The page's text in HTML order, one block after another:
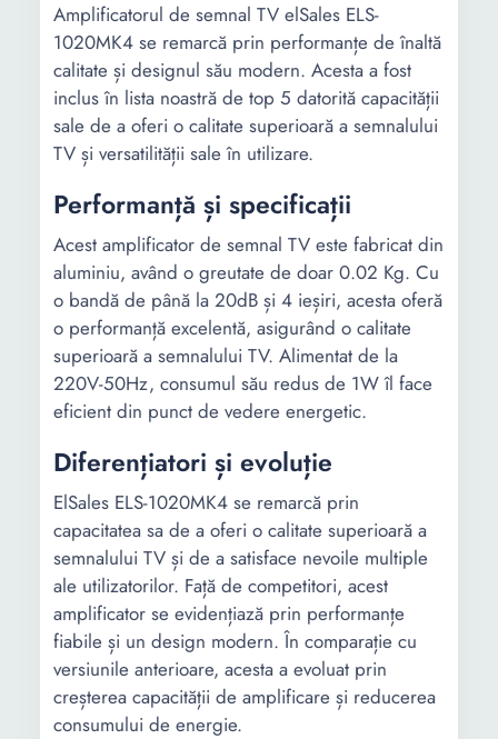
Amplificatorul de semnal TV elSales ELS-
1020MK4 se remarcă prin performanțe de înaltă
calitate și designul său modern. Acesta a fost
inclus în lista noastră de top 5 datorită capacității
sale de a oferi o calitate superioară a semnalului
TV și versatilității sale în utilizare.
Performanță și specificații
Acest amplificator de semnal TV este fabricat din
aluminiu, având o greutate de doar 0.02 Kg. Cu
o bandă de până la 20dB și 4 ieșiri, acesta oferă
o performanță excelentă, asigurând o calitate
superioară a semnalului TV. Alimentat de la
220V-50Hz, consumul său redus de 1W îl face
eficient din punct de vedere energetic.
Diferențiatori și evoluție
ElSales ELS-1020MK4 se remarcă prin
capacitatea sa de a oferi o calitate superioară a
semnalului TV și de a satisface nevoile multiple
ale utilizatorilor. Față de competitori, acest
amplificator se evidențiază prin performanțe
fiabile și un design modern. În comparație cu
versiunile anterioare, acesta a evoluat prin
creșterea capacității de amplificare și reducerea
consumului de energie.